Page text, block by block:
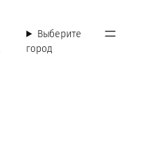
Выберите
город